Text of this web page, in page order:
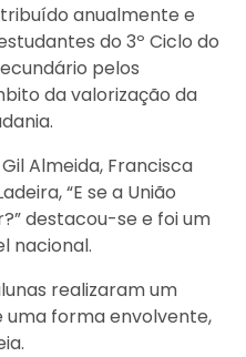
anualmente e
do 3º Ciclo do
pelos
da valorização da
Almeida, Francisca
“E se a União
destacou-se e foi um
nacional.
realizaram um
forma envolvente,